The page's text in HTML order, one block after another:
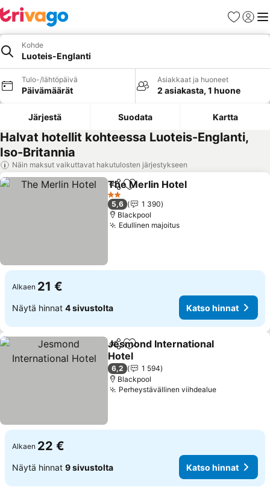
Suosikit
Kohde
Luoteis-Englanti
Tulo-/lähtöpäivä
Päivämäärät
Asiakkaat ja huoneet
2 asiakasta, 1 huone
Järjestä Suodata Kartta
Halvat hotellit kohteessa Luoteis-Englanti,
Iso-Britannia
Näin maksut vaikuttavat hakutulosten järjestykseen
Jaa Lisää suosikkeihin
The Merlin Hotel
2 Tähtiluokitus
5,6
1 390
Blackpool
Edullinen majoitusKatso hinnat
Alkaen 21 €
Näytä hinnat 4 sivustolta Katso hinnat
Jaa Lisää suosikkeihin
Jesmond International
Hotel
Katso hinnat
6,2
1 594
Blackpool
Perheystävällinen viihdealueKatso
Alkaen 22 €
Näytä hinnat 9 sivustolta Katso hinnat